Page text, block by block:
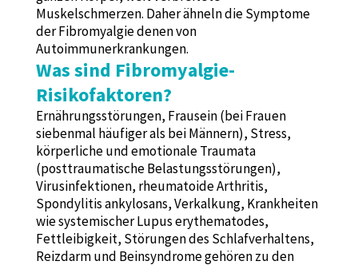
Muskelschmerzen. Daher ähneln die Symptome
der Fibromyalgie denen von
Autoimmunerkrankungen.
Was sind Fibromyalgie-
Risikofaktoren?
Ernährungsstörungen, Frausein (bei Frauen
siebenmal häufiger als bei Männern), Stress,
körperliche und emotionale Traumata
(posttraumatische Belastungsstörungen),
Virusinfektionen, rheumatoide Arthritis,
Spondylitis ankylosans, Verkalkung, Krankheiten
wie systemischer Lupus erythematodes,
Fettleibigkeit, Störungen des Schlafverhaltens,
Reizdarm und Beinsyndrome gehören zu den